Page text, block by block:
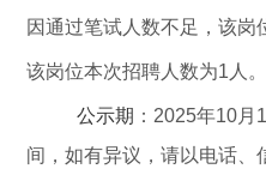
因通过笔试人数不足，该岗
该岗位本次招聘人数为1 人
公示期 ： 2025年10月
间，如有异议，请以电话、